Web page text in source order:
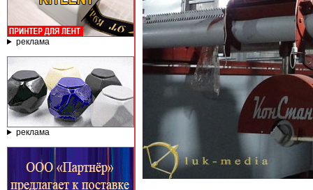
реклама
реклама